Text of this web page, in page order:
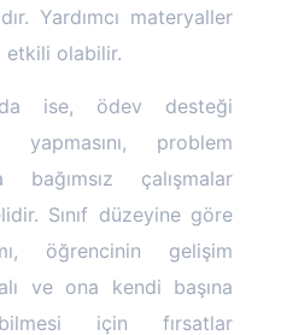
Yardımcı materyaller
etkili olabilir.
ise, ödev desteği
yapmasını, problem
çalışmalar
Sınıf düzeyine göre
öğrencinin gelişim
ve ona kendi başına
için fırsatlar